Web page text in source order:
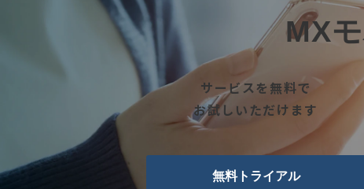
MX
サービスを無料で
お試しいただけます
無料トライアル